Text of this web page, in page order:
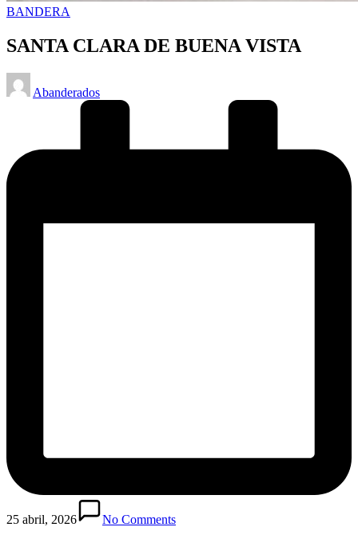
Posted
BANDERA
SANTA CLARA DE BUENA VISTA
Posted
by
Abanderados
25 abril, 2026
No Comments